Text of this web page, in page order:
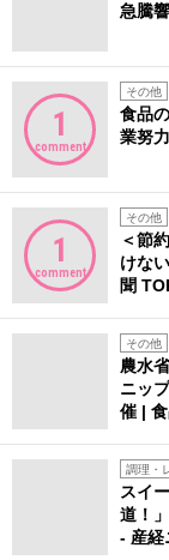
急騰
1
comment
その他
食品
業努
1
comment
その他
＜節
けな
聞
その他
農水
ニッ
催 |
調理・
スイ
道！
- 産経